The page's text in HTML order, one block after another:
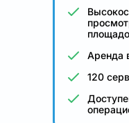
Аренда
120